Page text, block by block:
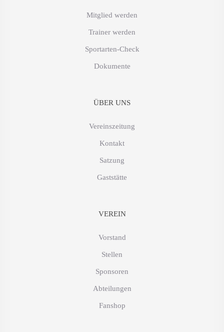
Mitglied werden
Trainer werden
Sportarten-Check
Dokumente
ÜBER UNS
Vereinszeitung
Kontakt
Satzung
Gaststätte
VEREIN
Vorstand
Stellen
Sponsoren
Abteilungen
Fanshop